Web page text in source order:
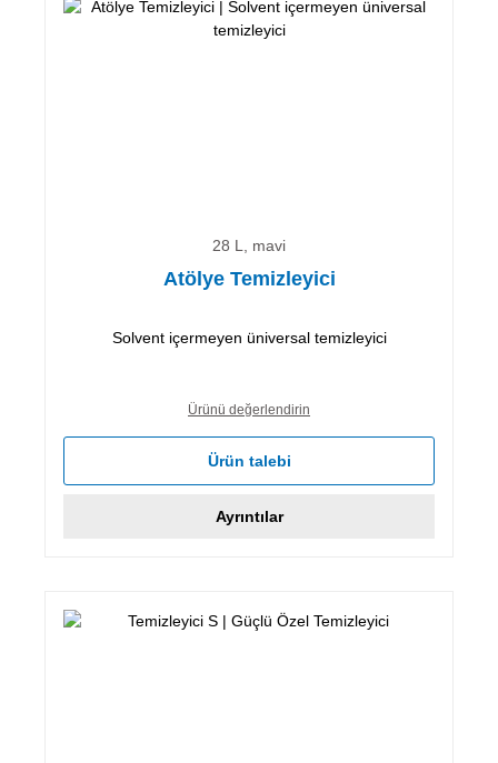
28 L, mavi
Atölye Temizleyici
Solvent içermeyen üniversal temizleyici
Ürünü değerlendirin
Ürün talebi
Ayrıntılar